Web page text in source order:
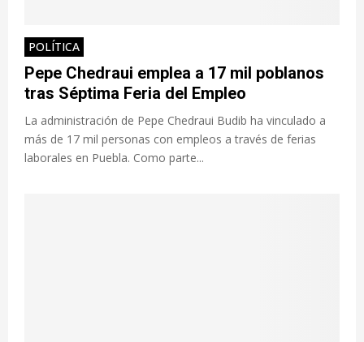
POLÍTICA
Pepe Chedraui emplea a 17 mil poblanos
tras Séptima Feria del Empleo
La administración de Pepe Chedraui Budib ha vinculado a
más de 17 mil personas con empleos a través de ferias
laborales en Puebla. Como parte...